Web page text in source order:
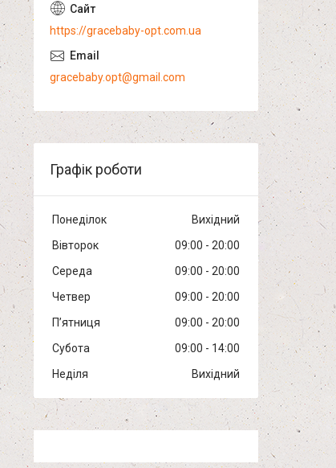
https://gracebaby-opt.com.ua
gracebaby.opt@gmail.com
Графік роботи
Понеділок
Вихідний
Вівторок
09:00
20:00
Середа
09:00
20:00
Четвер
09:00
20:00
Пʼятниця
09:00
20:00
Субота
09:00
14:00
Неділя
Вихідний